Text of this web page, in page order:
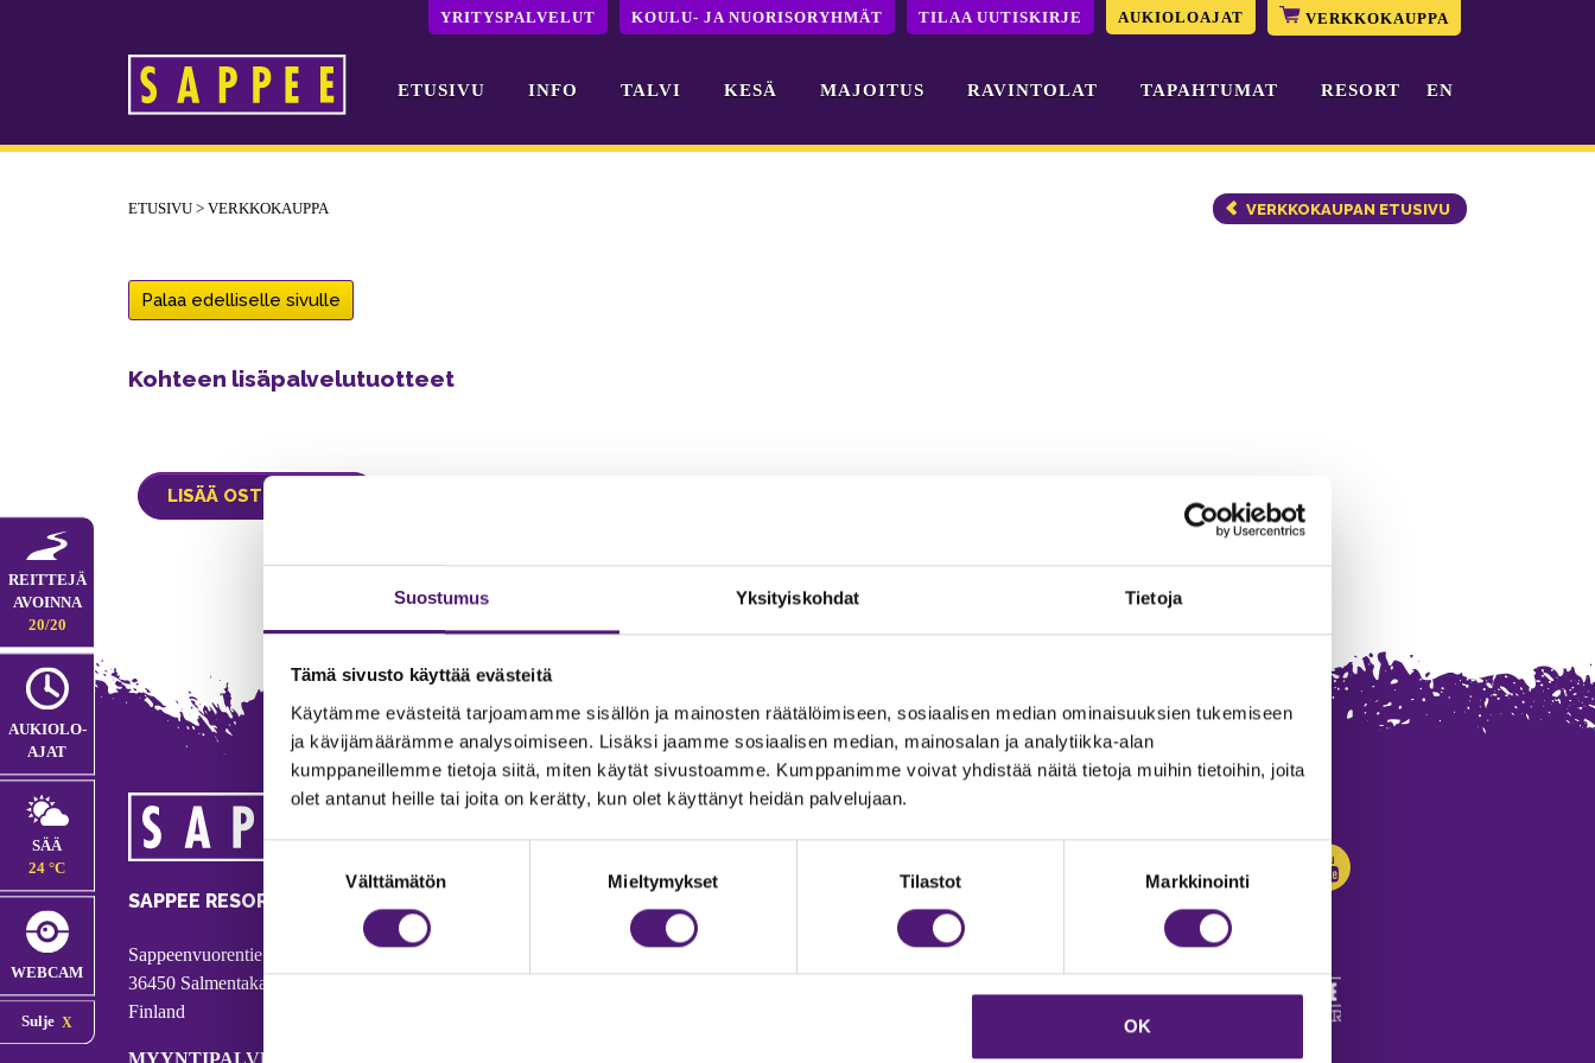
Suostumus Yksityiskohdat Tietoja
Tämä sivusto käyttää evästeitä
Käytämme evästeitä tarjoamamme sisällön ja mainosten räätälöimiseen, sosiaalisen median ominaisuuksien tukemiseen
ja kävijämäärämme analysoimiseen. Lisäksi jaamme sosiaalisen median, mainosalan ja analytiikka-alan
kumppaneillemme tietoja siitä, miten käytät sivustoamme. Kumppanimme voivat yhdistää näitä tietoja muihin tietoihin, joita
olet antanut heille tai joita on kerätty, kun olet käyttänyt heidän palvelujaan.
Välttämätön Mieltymykset Tilastot Markkinointi
OK
YRITYSPALVELUT KOULU- JA NUORISORYHMÄT TILAA UUTISKIRJE AUKIOLOAJAT VERKKOKAUPPA
Päävalikko ETUSIVU INFO TALVI KESÄ MAJOITUS RAVINTOLAT TAPAHTUMAT RESORT EN
REITTEJÄ
AVOINNA
20/20
AUKIOLO­
AJAT
SÄÄ
24 °C
WEBCAM
Sulje
ETUSIVU> VERKKOKAUPPA VERKKOKAUPAN ETUSIVU
Palaa edelliselle sivulle
Kohteen lisäpalvelutuotteet
SAPPEE RESORT
Sappeenvuorentie 200
36450 Salmentaka, Pälkäne
Finland
MYYNTIPALVELU/ INFO
MAJOITUS
020 755 9975
majoitus@sappee.fi
Vastuullisuus
Avoimet työpaikat
Anna palautetta